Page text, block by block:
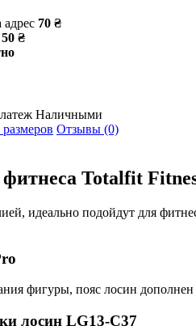
70 ₴
50 ₴
Наличными
Отзывы (0)
Totalfit
идеально подойдут для
фигуры, пояс лосин дополнен
лосин LG13-C37